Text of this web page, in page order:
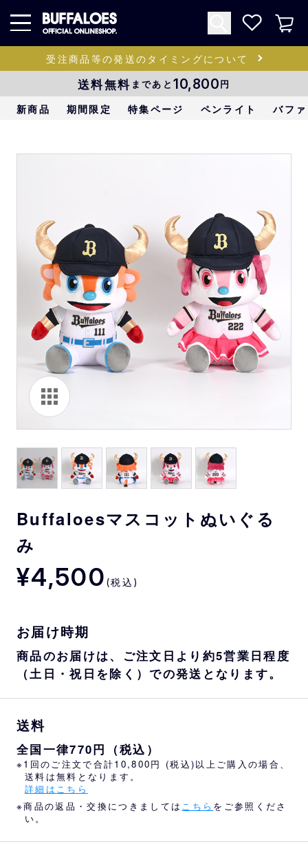
受注商品等の発送のタイミングについて
送料無料 まであと 10,800円
新商品 期間限定 特集ページ ペンライト バフ
Buffaloesマスコットぬいぐる
み
¥4,500 (税込)
お届け時期
商品のお届けは、ご注文日より約5営業日程度
（土日・祝日を除く）での発送となります。
送料
全国一律770円（税込）
※1回のご注文で合計10,800円 (税込)以上ご購入の場合、
送料は無料となります。
詳細はこちら
※商品の返品・交換につきましては こちら をご参照くださ
い。